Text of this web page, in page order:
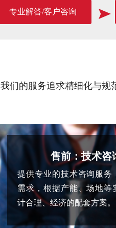
专业解答/客户咨询
我们的服务追求精细化与规
售前：技术咨
提供专业的技术咨询服务
需求，根据产能、场地等
计合理、经济的配套方案。